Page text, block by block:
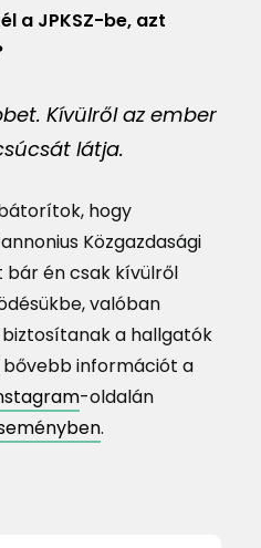
a JPKSZ-be, azt
Kívülről az ember
látja.
hogy
Közgazdasági
bár én csak kívülről
valóban
a hallgatók
információt a
-oldalán
.